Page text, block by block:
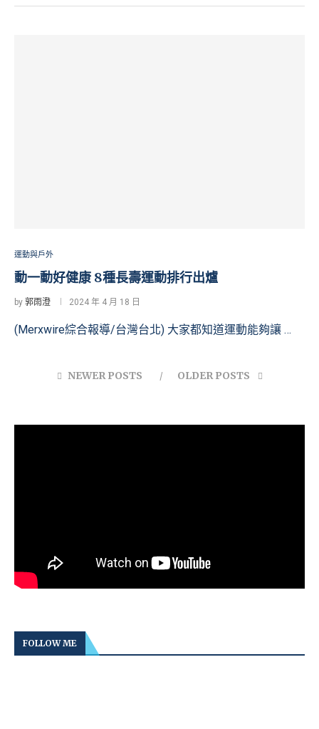
運動與戶外
動一動好健康 8種長壽運動排行出爐
by 郭雨澄 2024 年 4 月 18 日
(Merxwire綜合報導/台灣台北) 大家都知道運動能夠讓 …
NEWER POSTS OLDER POSTS
FOLLOW ME